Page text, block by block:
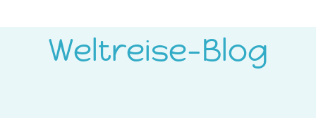
Weltreise-Blog